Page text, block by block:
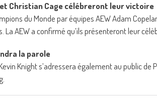
Christian Cage célébreront leur victoire
du Monde par équipes AEW Adam
La AEW a confirmé qu’ils présenteront leur
la parole
Knight s’adressera également au public